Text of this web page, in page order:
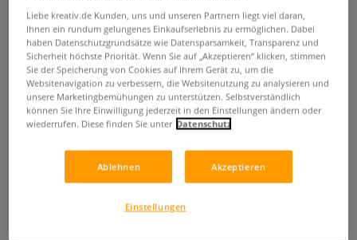
Kuretake ZIG® Cartoonist
Mangaka Opaque Liner
0 Bewertungen
Rundspitze, erhältlich in Weiß, Gold, Silber und Kupfer.
Liebe kreativ.de Kunden, uns und unseren Partnern liegt viel daran,
Ihnen ein rundum gelungenes Einkaufserlebnis zu ermöglichen. Dabei
haben Datenschutzgrundsätze wie Datensparsamkeit, Transparenz und
Sicherheit höchste Priorität. Wenn Sie auf „Akzeptieren“ klicken, stimmen
Sie der Speicherung von Cookies auf Ihrem Gerät zu, um die
Websitenavigation zu verbessern, die Websitenutzung zu analysieren und
unsere Marketingbemühungen zu unterstützen. Selbstverständlich
können Sie Ihre Einwilligung jederzeit in den Einstellungen ändern oder
wiederrufen. Diese finden Sie unter Datenschutz
Ablehnen Akzeptieren
Einstellungen